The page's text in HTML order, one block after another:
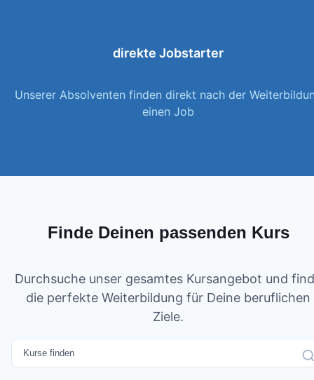
direkte Jobstarter
Unserer Absolventen finden direkt nach der
einen Job
Finde Deinen passenden Kurs
Durchsuche unser gesamtes Kursangebot und
die perfekte Weiterbildung für Deine beruflichen
Ziele.